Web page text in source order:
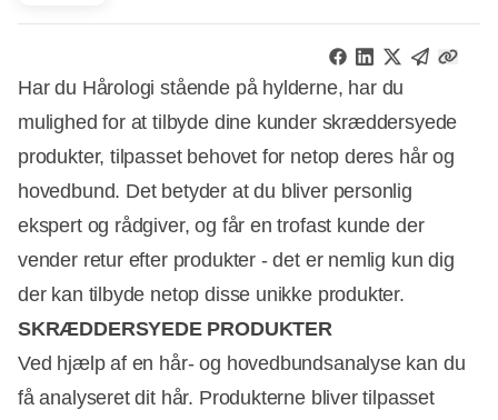
Har du Hårologi stående på hylderne, har du
mulighed for at tilbyde dine kunder skræddersyede
produkter, tilpasset behovet for netop deres hår og
hovedbund. Det betyder at du bliver personlig
ekspert og rådgiver, og får en trofast kunde der
vender retur efter produkter - det er nemlig kun dig
der kan tilbyde netop disse unikke produkter.
SKRÆDDERSYEDE PRODUKTER
Ved hjælp af en hår- og hovedbundsanalyse kan du
få analyseret dit hår. Produkterne bliver tilpasset